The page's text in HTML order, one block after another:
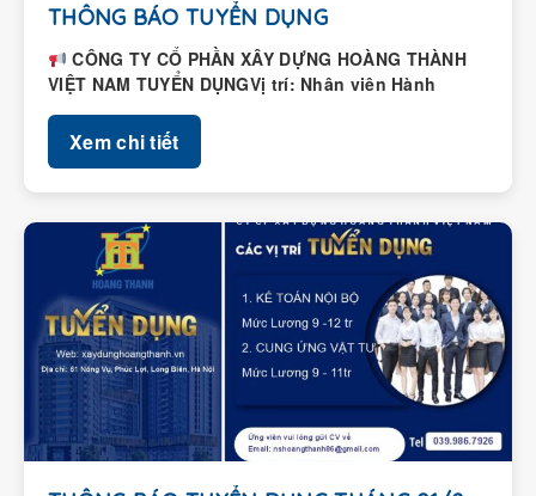
CÔNG TY CỔ PHẦN XÂY DỰNG HOÀNG THÀNH
VIỆT NAM TUYỂN DỤNGVị trí: Nhân viên Hành
chính – Nhân...
Xem chi tiết
THÔNG BÁO TUYỂN DỤNG THÁNG 01/2026